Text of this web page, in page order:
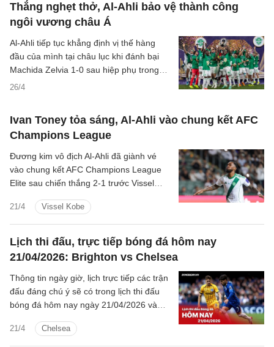
Thắng nghẹt thở, Al-Ahli bảo vệ thành công
ngôi vương châu Á
26/4
Al-Ahli tiếp tục khẳng định vị thế hàng
đầu của mình tại châu lục khi đánh bại
Machida Zelvia 1-0 sau hiệp phụ trong
trận chung kết AFC Champions League
Ivan Toney tỏa sáng, Al-Ahli vào chung kết AFC
Champions League
21/4 Vissel Kobe
Đương kim vô địch Al-Ahli đã giành vé
vào chung kết AFC Champions League
Elite sau chiến thắng 2-1 trước Vissel
bàn quyết định ở hiệp hai.
Lịch thi đấu, trực tiếp bóng đá hôm nay
21/04/2026: Brighton vs Chelsea
21/4 Chelsea
Thông tin ngày giờ, lịch trực tiếp các trận
đấu đáng chú ý sẽ có trong lịch thi đấu
bóng đá hôm nay ngày 21/04/2026 và
tiếp.